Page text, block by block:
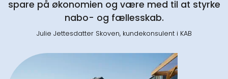
spare på økonomien og være med til at styrke
nabo- og fællesskab.
Julie Jettesdatter Skoven, kundekonsulent i KAB